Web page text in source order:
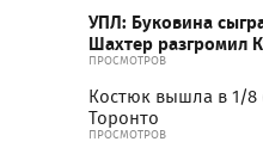
УПЛ: Буковина
Шахтер разгромил
ПРОСМОТРОВ
Костюк вышла в 1/
Торонто
ПРОСМОТРОВ